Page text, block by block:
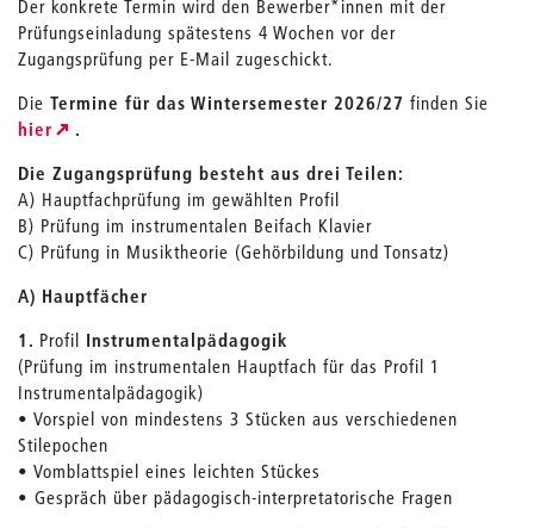
Der konkrete Termin wird den Bewerber*innen mit der
Prüfungseinladung spätestens 4 Wochen vor der
Zugangsprüfung per E-Mail zugeschickt.
Die Termine für das Wintersemester 2026/27 finden Sie
hier
.
Die Zugangsprüfung besteht aus drei Teilen:
A) Hauptfachprüfung im gewählten Profil
B) Prüfung im instrumentalen Beifach Klavier
C) Prüfung in Musiktheorie (Gehörbildung und Tonsatz)
A) Hauptfächer
1. Profil Instrumentalpädagogik
(Prüfung im instrumentalen Hauptfach für das Profil 1
Instrumentalpädagogik)
• Vorspiel von mindestens 3 Stücken aus verschiedenen
Stilepochen
• Vomblattspiel eines leichten Stückes
• Gespräch über pädagogisch-interpretatorische Fragen